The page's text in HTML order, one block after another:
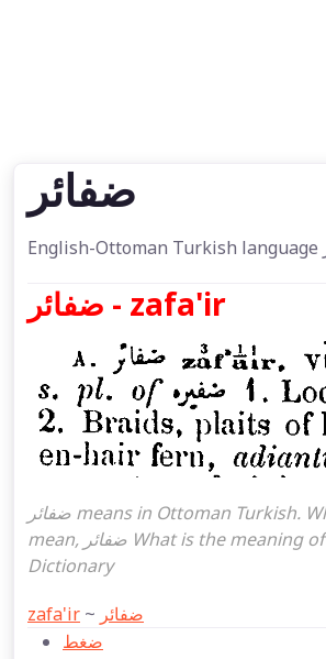
ضفائر
ضفائر - zafa'ir
ضفائر means in Ottoman Turkish. What does that mean in the Ottoman language ضفائر. ضفائر attoman turkish I
mean, ضفائر What is the meaning of the word, what does it mean in turkish ضفائر, Ottoman Turkish English
Dictionary
zafa'ir ~ ضفائر
ضغط